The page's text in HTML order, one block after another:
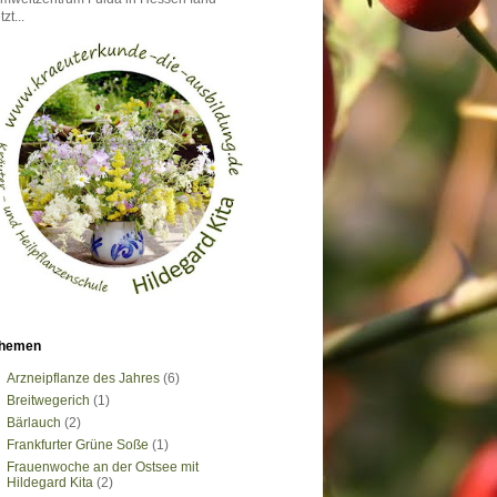
Arzneipflanze des Jahres (6)
Breitwegerich (1)
Bärlauch (2)
Frankfurter Grüne Soße (1)
Frauenwoche an der Ostsee mit
Hildegard Kita (2)